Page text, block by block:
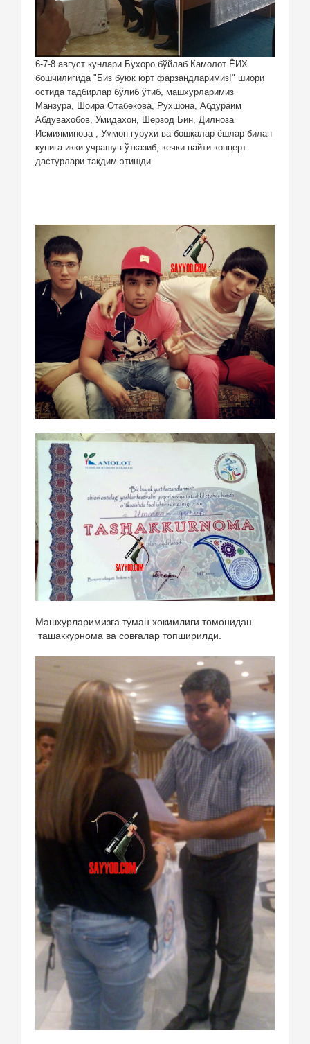
6-7-8 август кунлари Бухоро бўйлаб Камолот ЁИХ
бошчилигида "Биз буюк юрт фарзандларимиз!" шиори
остида тадбирлар бўлиб ўтиб, машхурларимиз
Манзура, Шоира Отабекова, Рухшона, Абдураим
Абдувахобов, Умидахон, Шерзод Бин, Дилноза
Исмияминова , Уммон гурухи ва бошқалар ёшлар билан
кунига икки учрашув ўтказиб, кечки пайти концерт
дастурлари тақдим этишди.
Машхурларимизга туман хокимлиги томонидан
ташаккурнома ва совғалар топширилди.